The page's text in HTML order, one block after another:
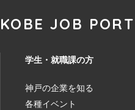
KOBE JOB PORT
学生・就職課の方
神戸の企業を知る
各種イベント